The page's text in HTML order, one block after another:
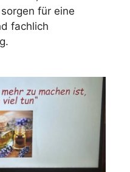
für eine
fachlich